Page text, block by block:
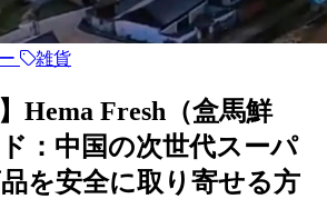
雑貨
Hema Fresh（盒馬鮮
：中国の次世代スーパ
を安全に取り寄せる方